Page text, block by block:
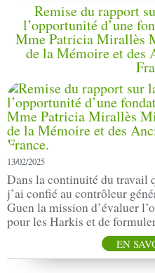
Remise du rapport
l’opportunité d’une
Mme Patricia Mirallès
de la Mémoire et des
13/02/2025
Dans la continuité du travail
j’ai confié au contrôleur
Guen la mission d’évaluer
pour les Harkis et de
EN